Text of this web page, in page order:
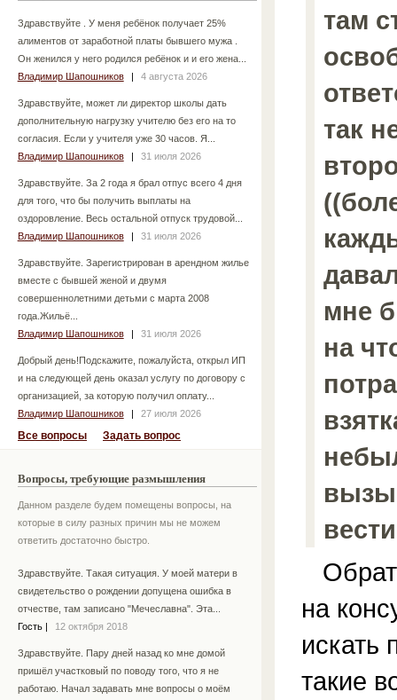
Здравствуйте . У меня ребёнок получает 25%
алиментов от заработной платы бывшего мужа .
Он женился у него родился ребёнок и и его жена...
Владимир Шапошников
| 4 августа 2026
Здравствуйте, может ли директор школы дать
дополнительную нагрузку учителю без его на то
согласия. Если у учителя уже 30 часов. Я...
Владимир Шапошников
| 31 июля 2026
Здравствуйте. За 2 года я брал отпус всего 4 дня
для того, что бы получить выплаты на
оздоровление. Весь остальной отпуск трудовой...
Владимир Шапошников
| 31 июля 2026
Здравствуйте. Зарегистрирован в арендном жилье
вместе с бывшей женой и двумя
совершеннолетними детьми с марта 2008
года.Жильё...
Владимир Шапошников
| 31 июля 2026
Добрый день!Подскажите, пожалуйста, открыл ИП
и на следующей день оказал услугу по договору с
организацией, за которую получил оплату...
Владимир Шапошников
| 27 июля 2026
Все вопросы Задать вопрос
Вопросы, требующие размышления
Данном разделе будем помещены вопросы, на
которые в силу разных причин мы не можем
ответить достаточно быстро.
Здравствуйте. Такая ситуация. У моей матери в
свидетельство о рождении допущена ошибка в
отчестве, там записано "Мечеславна". Эта...
Гость
12 октября 2018
Здравствуйте. Пару дней назад ко мне домой
пришёл участковый по поводу того, что я не
работаю. Начал задавать мне вопросы о моём
там
так
мне
на
на
искать
такие